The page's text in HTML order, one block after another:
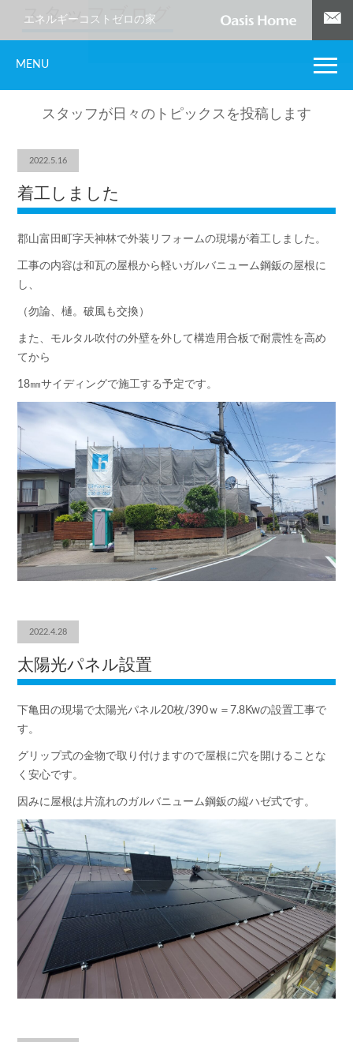
エネルギーコストゼロの家
MENU
スタッフブログ
スタッフが日々のトピックスを投稿します
2022.5.16
着工しました
郡山富田町字天神林で外装リフォームの現場が着工しました。
工事の内容は和瓦の屋根から軽いガルバニューム鋼鈑の屋根に
し、
（勿論、樋。破風も交換）
また、モルタル吹付の外壁を外して構造用合板で耐震性を高め
てから
18㎜サイディングで施工する予定です。
2022.4.28
太陽光パネル設置
下亀田の現場で太陽光パネル20枚/390ｗ＝7.8Kwの設置工事で
す。
グリップ式の金物で取り付けますので屋根に穴を開けることな
く安心です。
因みに屋根は片流れのガルバニューム鋼鈑の縦ハゼ式です。